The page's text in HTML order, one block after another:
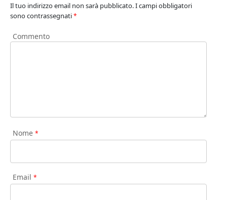
Il tuo indirizzo email non sarà pubblicato.I campi obbligatori
sono contrassegnati*
Commento
Nome *
Email *